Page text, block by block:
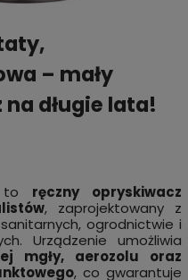
– mały
długie lata!
to ręczny opryskiwacz
, zaprojektowany z
ogrodnictwie i
Urządzenie umożliwia
mgły, aerozolu oraz
, co gwarantuje